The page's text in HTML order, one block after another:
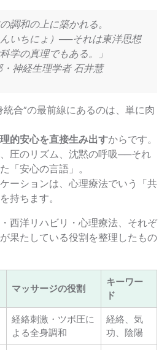
調和の上に築かれる。
いちにょ）──それは東洋思想
学の真理でもある。」
神経生理学者 石井慧
合”の最前線にあるのは、単に肉
的安心を直接生み出すからです。
圧のリズム、沈黙の呼吸──それ
「安心の言語」。
ーションは、心理療法でいう「共
持ちます。
西洋リハビリ・心理療法、それぞ
果たしている役割を整理したもの
マッサージの役割
キーワー
ド
経絡刺激・ツボ圧に
よる全身調和
経絡、気
功、陰陽